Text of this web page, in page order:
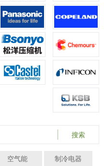
搜索
空气能 制冷电器